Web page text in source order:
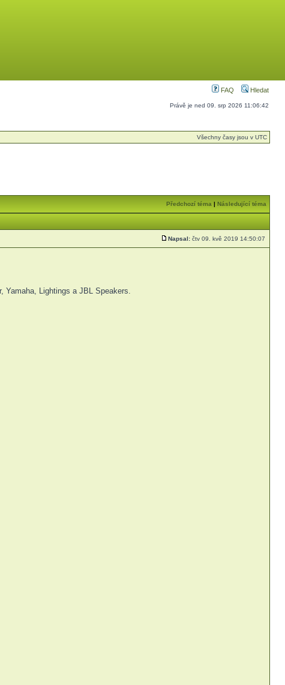
FAQ Hledat
Právě je ned 09. srp 2026 11:06:42
Všechny časy jsou v UTC
Předchozí téma | Následující téma
Napsal: čtv 09. kvě 2019 14:50:07
Yamaha, Lightings a JBL Speakers.